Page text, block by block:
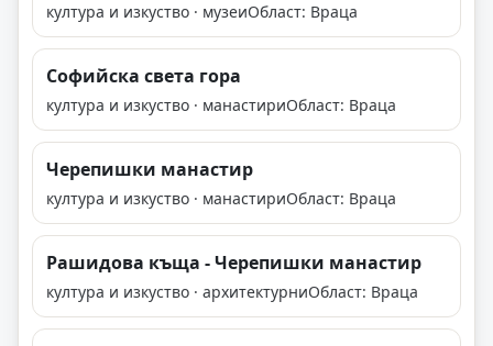
култура и изкуство · музеиОбласт: Враца
Софийска света гора
култура и изкуство · манастириОбласт: Враца
Черепишки манастир
култура и изкуство · манастириОбласт: Враца
Рашидова къща - Черепишки манастир
култура и изкуство · архитектурниОбласт: Враца